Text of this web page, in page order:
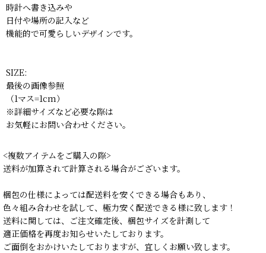
時計へ書き込みや
日付や場所の記入など
機能的で可愛らしいデザインです。
SIZE:
最後の画像参照
（1マス=1cm）
※詳細サイズなど必要な際は
お気軽にお問い合わせください。
<複数アイテムをご購入の際>
送料が加算されて計算される場合がございます。
梱包の仕様によっては配送料を安くできる場合もあり、
色々組み合わせを試して、極力安く配送できる様に致します！
送料に関しては、ご注文確定後、梱包サイズを計測して
適正価格を再度お知らせいたしております。
ご面倒をおかけいたしておりますが、宜しくお願い致します。